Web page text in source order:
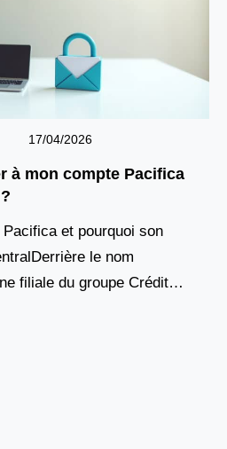
17/04/2026
à mon compte Pacifica
et pourquoi son
le nom
filiale du groupe Crédit